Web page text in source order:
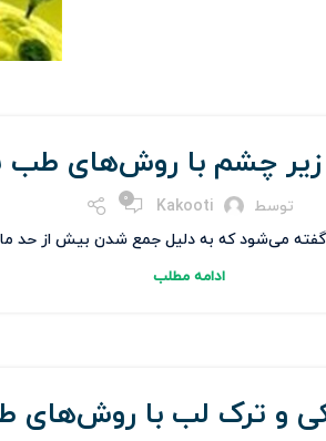
زیر چشم با روش‌های طب
توسط Kakooti
0
می‌شود که به دلیل جمع شدن بیش از حد
ادامه مطلب
و ترک لب با روش‌های